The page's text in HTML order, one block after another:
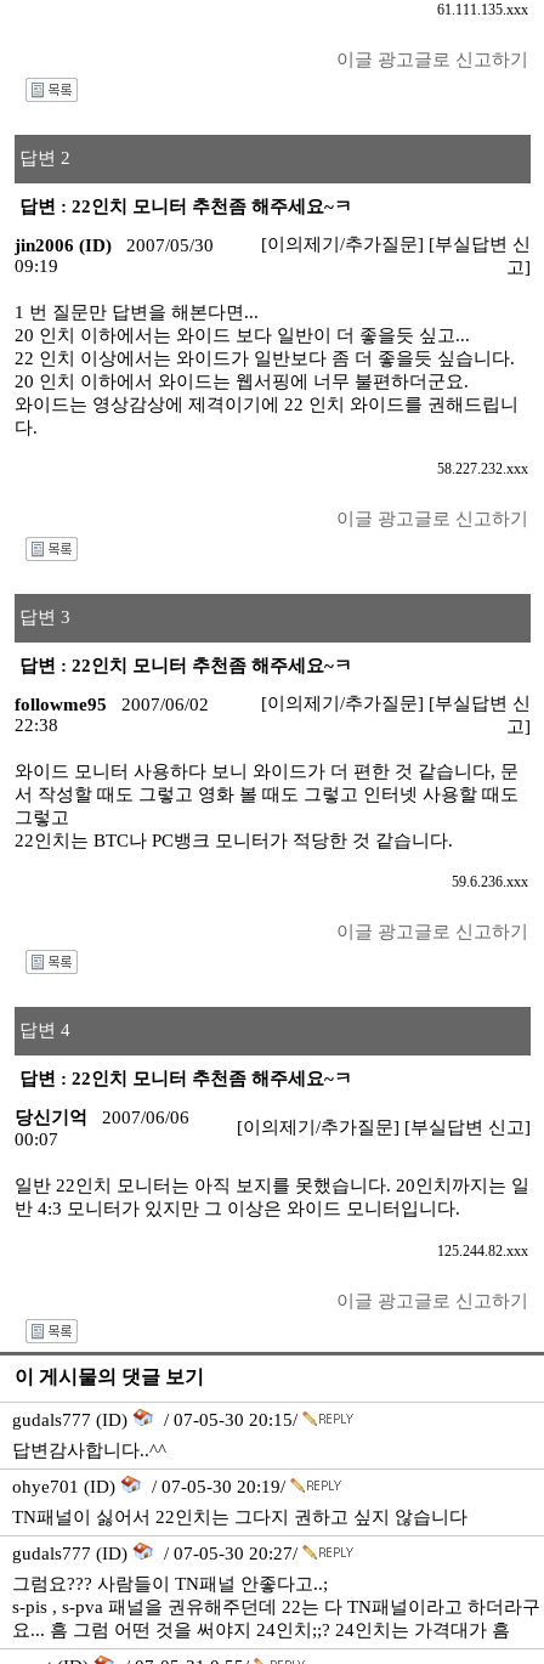
61.111.135.xxx
이글 광고글로 신고하기
답변 2
답변 : 22인치 모니터 추천좀 해주세요~ㅋ
jin2006 (ID)
2007/05/30
09:19
[이의제기/추가질문] [부실답변 신
고]
1 번 질문만 답변을 해본다면...
20 인치 이하에서는 와이드 보다 일반이 더 좋을듯 싶고...
22 인치 이상에서는 와이드가 일반보다 좀 더 좋을듯 싶습니다.
20 인치 이하에서 와이드는 웹서핑에 너무 불편하더군요.
와이드는 영상감상에 제격이기에 22 인치 와이드를 권해드립니
다.
58.227.232.xxx
이글 광고글로 신고하기
답변 3
답변 : 22인치 모니터 추천좀 해주세요~ㅋ
followme95
2007/06/02
22:38
[이의제기/추가질문] [부실답변 신
고]
와이드 모니터 사용하다 보니 와이드가 더 편한 것 같습니다, 문
서 작성할 때도 그렇고 영화 볼 때도 그렇고 인터넷 사용할 때도
그렇고
22인치는 BTC나 PC뱅크 모니터가 적당한 것 같습니다.
59.6.236.xxx
이글 광고글로 신고하기
답변 4
답변 : 22인치 모니터 추천좀 해주세요~ㅋ
당신기억
2007/06/06
00:07
[이의제기/추가질문] [부실답변 신고]
일반 22인치 모니터는 아직 보지를 못했습니다. 20인치까지는 일
반 4:3 모니터가 있지만 그 이상은 와이드 모니터입니다.
125.244.82.xxx
이글 광고글로 신고하기
이 게시물의 댓글 보기
gudals777 (ID)
/ 07-05-30 20:15/
답변감사합니다..^^
ohye701 (ID)
/ 07-05-30 20:19/
TN패널이 싫어서 22인치는 그다지 권하고 싶지 않습니다
gudals777 (ID)
/ 07-05-30 20:27/
그럼요??? 사람들이 TN패널 안좋다고..;
s-pis , s-pva 패널을 권유해주던데 22는 다 TN패널이라고 하더라구
요... 흠 그럼 어떤 것을 써야지 24인치;;? 24인치는 가격대가 흠